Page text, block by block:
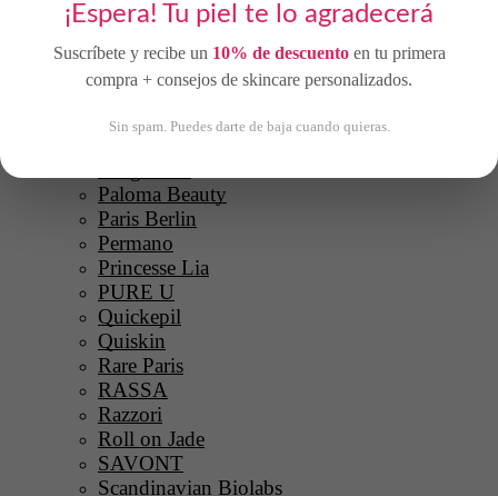
3 DISPONIBLES
2 DISPONIBLES
19 DISPONIBLES (PUEDE
MoustiCare
Natural Impulse
Natuurlijke Deo
NECTAROME
Ôde Cosmétiques
Paloma Beauty
Paris Berlin
Permano
Princesse Lia
PURE U
Quickepil
Quiskin
Rare Paris
RASSA
Razzori
Roll on Jade
SAVONT
Scandinavian Biolabs
¡Espera! Tu piel te lo agradecerá
Suscríbete y recibe un 10% de descuentoen tu primera
compra + consejos de skincare personalizados.
Sin spam. Puedes darte de baja cuando quieras.